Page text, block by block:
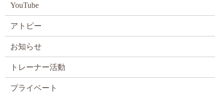
YouTube
アトピー
お知らせ
トレーナー活動
プライベート